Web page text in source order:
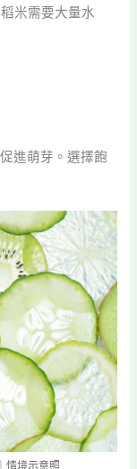
米需要大量水
進萌芽。選擇飽
情境示意照